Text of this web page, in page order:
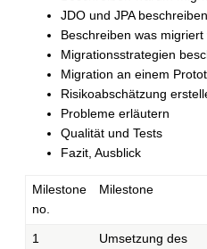
JDO und JPA beschreiben
Beschreiben was
Migrationsstrategien
Migration an einem
Risikoabschätzung
Probleme erläutern
Qualität und Tests
Fazit, Ausblick
Milestone
no.
Milestone
1
Umsetzung des